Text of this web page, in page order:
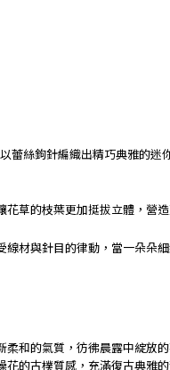
蕾絲鉤針編織出精巧典雅的
花草的枝葉更加挺拔立體，營
材與針目的律動，當一朵朵
柔和的氣質，彷彿晨露中綻放的
花的古樸質感，充滿復古典雅的